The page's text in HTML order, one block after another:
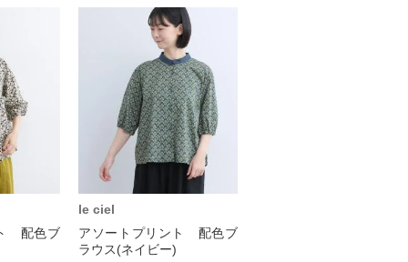
配色ブ
le ciel
アソートプリント 配色ブ
ラウス(ネイビー)